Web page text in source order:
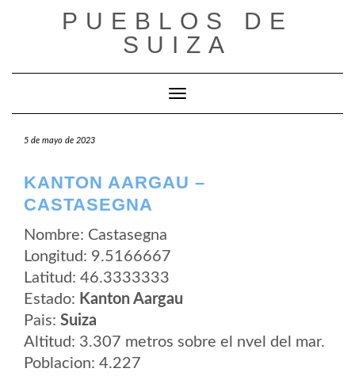
PUEBLOS DE
SUIZA
Cambiar modo de navegación
5 de mayo de 2023
KANTON AARGAU –
CASTASEGNA
Nombre: Castasegna
Longitud: 9.5166667
Latitud: 46.3333333
Estado: Kanton Aargau
Pais: Suiza
Altitud: 3.307 metros sobre el nvel del mar.
Poblacion: 4.227